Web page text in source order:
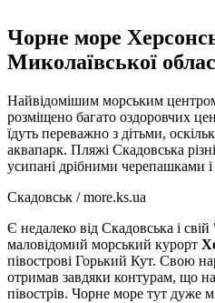
Чорне море
Миколаївської
Найвідомішим морським
розміщено багато оздоровчих
їдуть переважно з дітьми,
аквапарк. Пляжі Скадовська
усипані дрібними черепашками
Скадовськ / more.ks.ua
Є недалеко від Скадовська і
маловідомий морський курорт
півострові Горький Кут. Свою
отримав завдяки контурам, що
півострів. Чорне море тут дуже